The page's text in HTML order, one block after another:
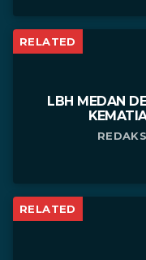
RELATED
LBH MEDAN
RELATED